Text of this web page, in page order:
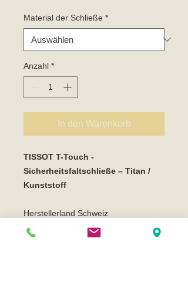
Material der Schließe *
Anzahl *
In den Warenkorb
TISSOT T-Touch -
Sicherheitsfaltschließe – Titan /
Kunststoff
Herstellerland Schweiz
Faltschließe aus Titan mit Kunststoff-